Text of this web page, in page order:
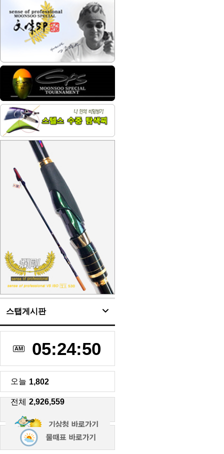
스탭게시판
AM 05:24:50
오늘 1,802
전체 2,926,559